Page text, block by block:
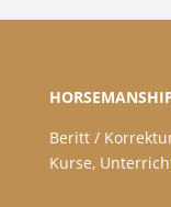
Beritt /
Kurse,